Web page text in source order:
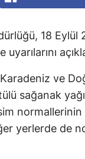
18 Eylül
ve
sağanak
yerlerde de